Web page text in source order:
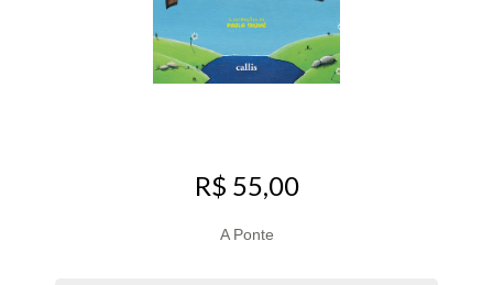
R$ 55,00
A Ponte